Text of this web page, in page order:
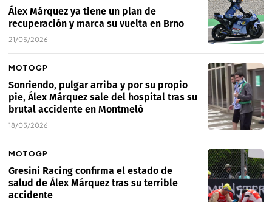
Álex Márquez ya tiene un plan de
recuperación y marca su vuelta en Brno
21/05/2026
MOTOGP
Sonriendo, pulgar arriba y por su propio
pie, Álex Márquez sale del hospital tras su
brutal accidente en Montmeló
18/05/2026
MOTOGP
Gresini Racing confirma el estado de
salud de Álex Márquez tras su terrible
accidente